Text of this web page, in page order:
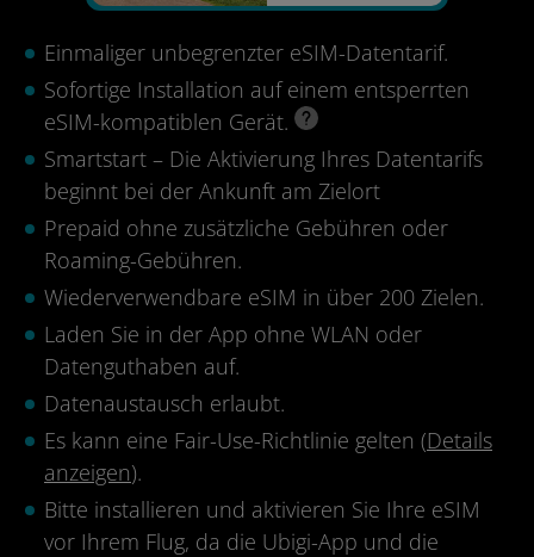
Einmaliger unbegrenzter eSIM-Datentarif.
Sofortige Installation auf einem entsperrten
eSIM-kompatiblen Gerät.
Smartstart – Die Aktivierung Ihres Datentarifs
beginnt bei der Ankunft am Zielort
Prepaid ohne zusätzliche Gebühren oder
Roaming-Gebühren.
Wiederverwendbare eSIM in über 200 Zielen.
Laden Sie in der App ohne WLAN oder
Datenguthaben auf.
Datenaustausch erlaubt.
Es kann eine Fair-Use-Richtlinie gelten (Details
anzeigen).
Bitte installieren und aktivieren Sie Ihre eSIM
vor Ihrem Flug, da die Ubigi-App und die